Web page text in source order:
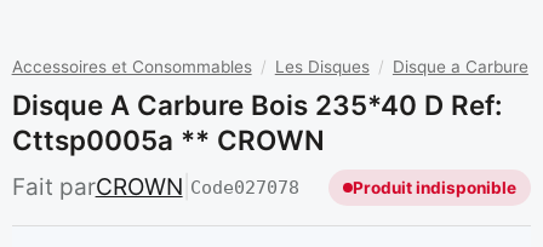
Accessoires et Consommables / Les Disques / Disque a Carbure
Disque A Carbure Bois 235*40 D Ref:
Cttsp0005a ** CROWN
Fait parCROWN Code027078 Produit indisponible